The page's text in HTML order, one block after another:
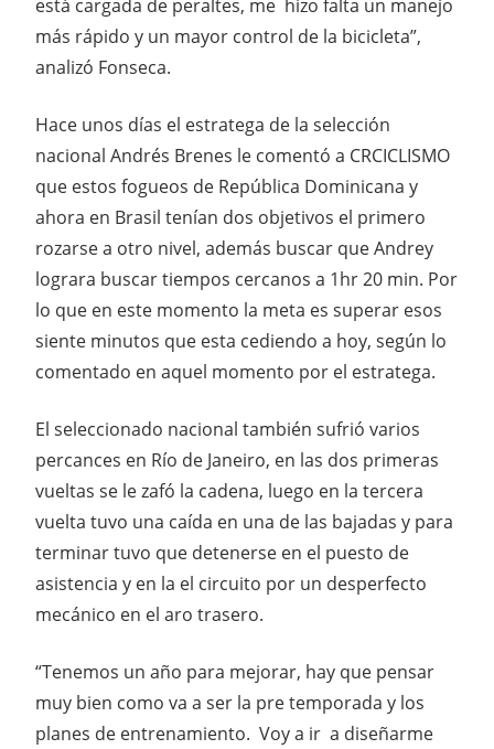
está cargada de peraltes, me hizo falta un manejo
más rápido y un mayor control de la bicicleta”,
analizó Fonseca.
Hace unos días el estratega de la selección
nacional Andrés Brenes le comentó a CRCICLISMO
que estos fogueos de República Dominicana y
ahora en Brasil tenían dos objetivos el primero
rozarse a otro nivel, además buscar que Andrey
lograra buscar tiempos cercanos a 1hr 20 min. Por
lo que en este momento la meta es superar esos
siente minutos que esta cediendo a hoy, según lo
comentado en aquel momento por el estratega.
El seleccionado nacional también sufrió varios
percances en Río de Janeiro, en las dos primeras
vueltas se le zafó la cadena, luego en la tercera
vuelta tuvo una caída en una de las bajadas y para
terminar tuvo que detenerse en el puesto de
asistencia y en la el circuito por un desperfecto
mecánico en el aro trasero.
“Tenemos un año para mejorar, hay que pensar
muy bien como va a ser la pre temporada y los
planes de entrenamiento. Voy a ir a diseñarme